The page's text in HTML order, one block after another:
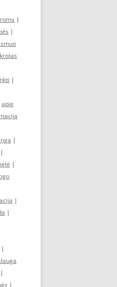
|
|
|
apie
|
|
|
|
|
|
|
|